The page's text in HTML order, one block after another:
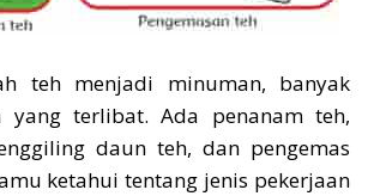
teh menjadi minuman, banyak
yang terlibat. Ada penanam teh,
daun teh, dan pengemas
ketahui tentang jenis pekerjaan